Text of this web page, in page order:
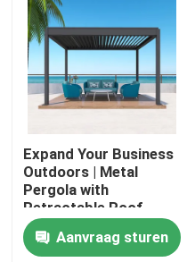
Huis
Expand Your Business
Outdoors | Metal
Pergola with
Retractable Roof
Aanvraag sturen